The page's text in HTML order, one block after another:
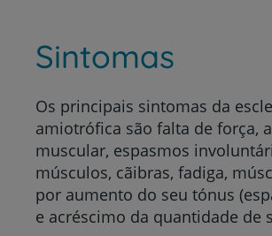
Sintomas
Os principais sintomas da
amiotrófica são falta de força,
muscular, espasmos
músculos, cãibras, fadiga,
por aumento do seu tónus
e acréscimo da quantidade de